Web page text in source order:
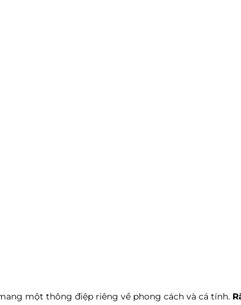
một thông điệp riêng về phong cách và cá tính.